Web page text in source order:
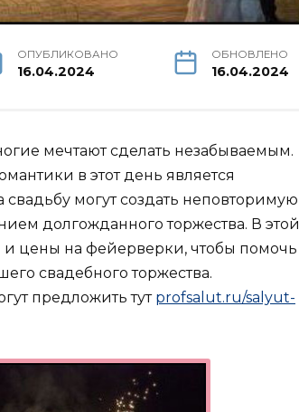
ОПУБЛИКОВАНО
16.04.2024
ОБНОВЛЕНО
16.04.2024
мечтают сделать незабываемым.
в этот день является
могут создать неповторимую
долгожданного торжества. В этой
цены на фейерверки, чтобы помочь
свадебного торжества.
предложить тут profsalut.ru/salyut-